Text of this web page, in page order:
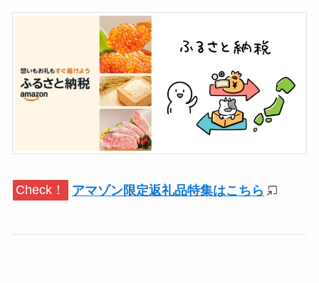
Check！ アマゾン限定返礼品特集はこちら